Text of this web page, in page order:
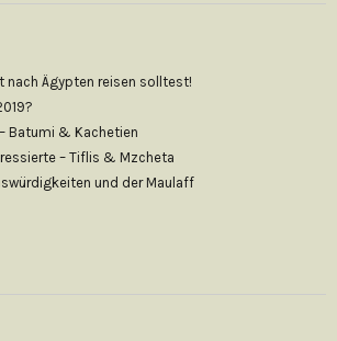
nach Ägypten reisen solltest!
Batumi & Kachetien
– Tiflis & Mzcheta
und der Maulaff